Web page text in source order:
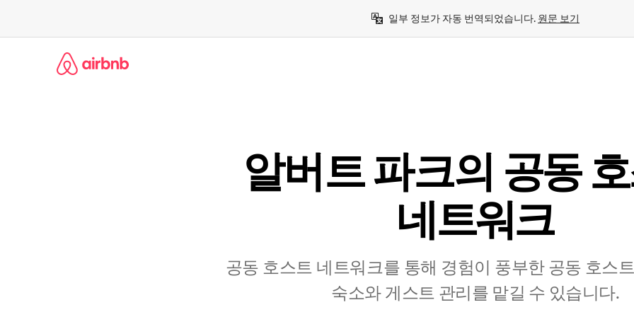
츠
일부 정보가 자동 번역되었습니다. 원문 보기
알버트 파크의 공⁠동
네⁠트⁠워⁠크
공동 호스트 네트워크를 통해 경험이 풍부한 공⁠동 호⁠스⁠
숙⁠소⁠와 게⁠스⁠트 관⁠리⁠를 맡⁠길 수 있⁠습⁠니⁠다⁠.